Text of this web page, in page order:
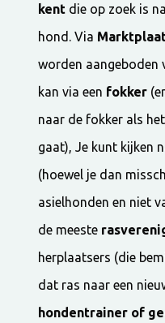
kent die op zoek is
hond. Via
worden aangeboden
kan via een fokker
naar de fokker als
gaat), Je kunt kijken
(hoewel je dan
asielhonden en niet
de meeste
herplaatsers (die
dat ras naar een
hondentrainer of